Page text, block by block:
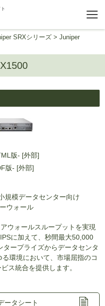
SRXシリーズ > Juniper
版- [外部]
版- [外部]
規模データセンター向け
ウォール
ウォールスループットを実現
に加えて、秒間最大50,000
ープライズからデータセンタ
環境において、市場屈指のコ
ス統合を提供します。
ータシート